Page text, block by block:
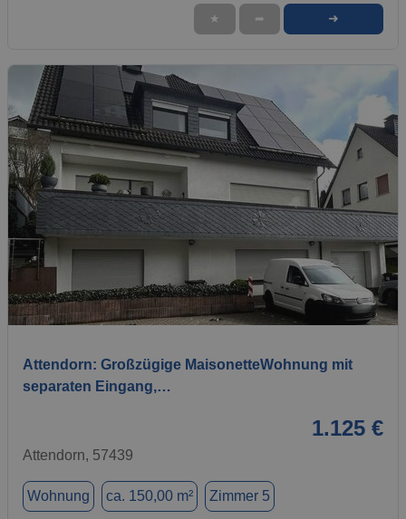
★ ➦ ➜
1 / 13
Attendorn: Großzügige MaisonetteWohnung mit
separaten Eingang,…
1.125 €
Attendorn, 57439
Wohnung ca. 150,00 m² Zimmer 5